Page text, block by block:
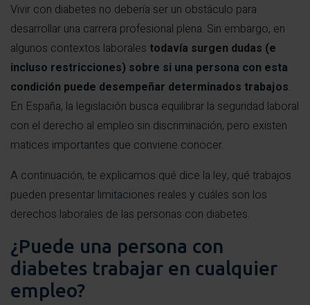
Vivir con diabetes no debería ser un obstáculo para
desarrollar una carrera profesional plena. Sin embargo, en
algunos contextos laborales todavía surgen dudas (e
incluso restricciones) sobre si una persona con esta
condición puede desempeñar determinados trabajos.
En España, la legislación busca equilibrar la seguridad laboral
con el derecho al empleo sin discriminación, pero existen
matices importantes que conviene conocer.
A continuación, te explicamos qué dice la ley, qué trabajos
pueden presentar limitaciones reales y cuáles son los
derechos laborales de las personas con diabetes.
¿Puede una persona con
diabetes trabajar en cualquier
empleo?